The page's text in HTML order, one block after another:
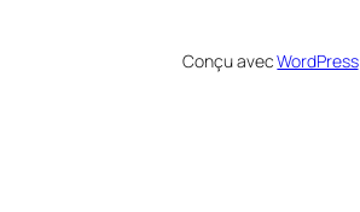
Conçu avecWordPress